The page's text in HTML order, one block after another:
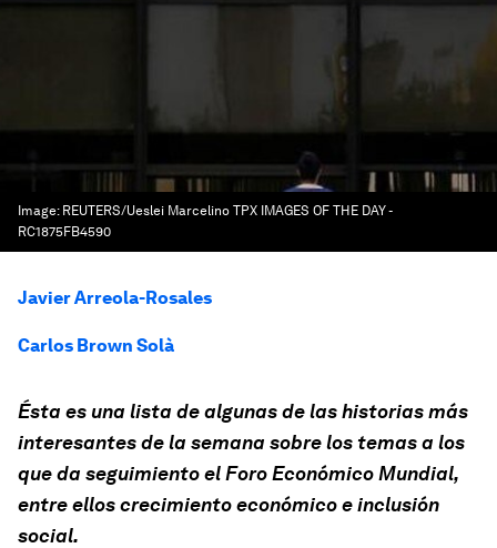
Image: REUTERS/Ueslei Marcelino TPX IMAGES OF THE DAY -
RC1875FB4590
Javier Arreola-Rosales
Carlos Brown Solà
Ésta es una lista de algunas de las historias más
interesantes de la semana sobre los temas a los
que da seguimiento el Foro Económico Mundial,
entre ellos crecimiento económico e inclusión
social.